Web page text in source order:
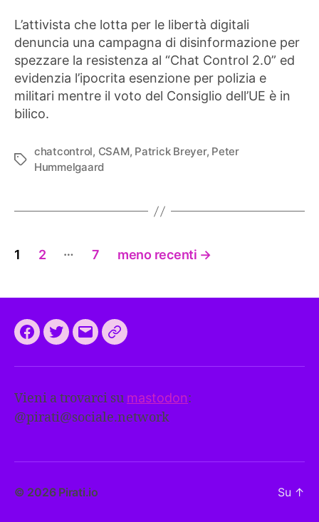
L’attivista che lotta per le libertà digitali
denuncia una campagna di disinformazione per
spezzare la resistenza al “Chat Control 2.0” ed
evidenzia l’ipocrita esenzione per polizia e
militari mentre il voto del Consiglio dell’UE è in
bilico.
Tag
chatcontrol, CSAM, Patrick Breyer, Peter
Hummelgaard
Paginazione
articoli
1 2 … 7 meno recenti →
Facebook
TwitterEmailCEEP
programma
comune
Vieni a trovarci su mastodon:
@pirati@sociale.network
© 2026 Pirati.io Su ↑